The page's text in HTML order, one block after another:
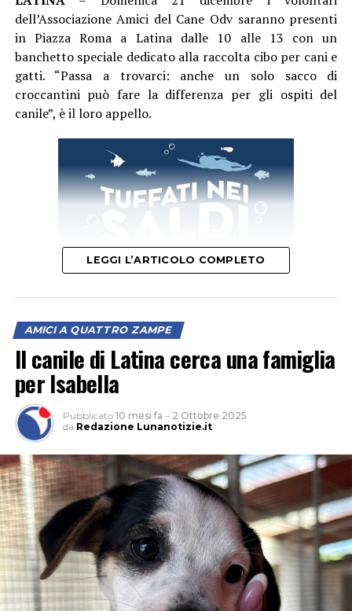
dell’Associazione Amici del Cane Odv saranno presenti
in Piazza Roma a Latina dalle 10 alle 13 con un
banchetto speciale dedicato alla raccolta cibo per cani e
gatti. “Passa a trovarci: anche un solo sacco di
croccantini può fare la differenza per gli ospiti del
canile”, è il loro appello.
LEGGI L’ARTICOLO COMPLETO
AMICI A QUATTRO ZAMPE
Il canile di Latina cerca una famiglia
per Isabella
Pubblicato 10 mesi fa – 2 Ottobre 2025
da Redazione Lunanotizie.it